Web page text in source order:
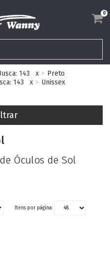
0
143 x
Preto
143 x
Unissex
Óculos de Sol
Itens por página: